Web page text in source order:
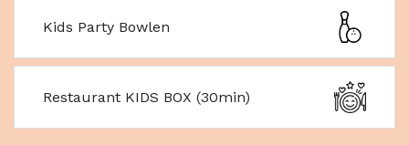
Kids Party Bowlen
Restaurant KIDS BOX (30min)